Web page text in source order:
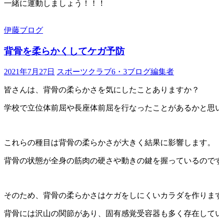
一緒に運動しましょう！！！
伊藤ブログ
背骨を柔らかくしてケガ予防
2021年7月27日 スポーツクラブ6・3ブログ編集者
皆さんは、背骨の柔らかさを気にしたことありますか？
学校で立位体前屈や長座体前屈を行なったことがあるかと思
これらの種目は背骨の柔らかさが大きく結果に影響します。
背骨の状態が全身の筋肉の硬さや動きの鍵を握っているので
そのため、背骨の柔らかさはケガをしにくいカラダを作りま
背骨には沢山の関節があり、固有感覚受容器も多く存在して